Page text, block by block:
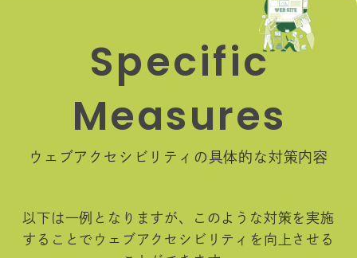
Specific
Measures
ウェブアクセシビリティの具体的な対策内容
以下は一例となりますが、このような対策を実施
することでウェブアクセシビリティを向上させる